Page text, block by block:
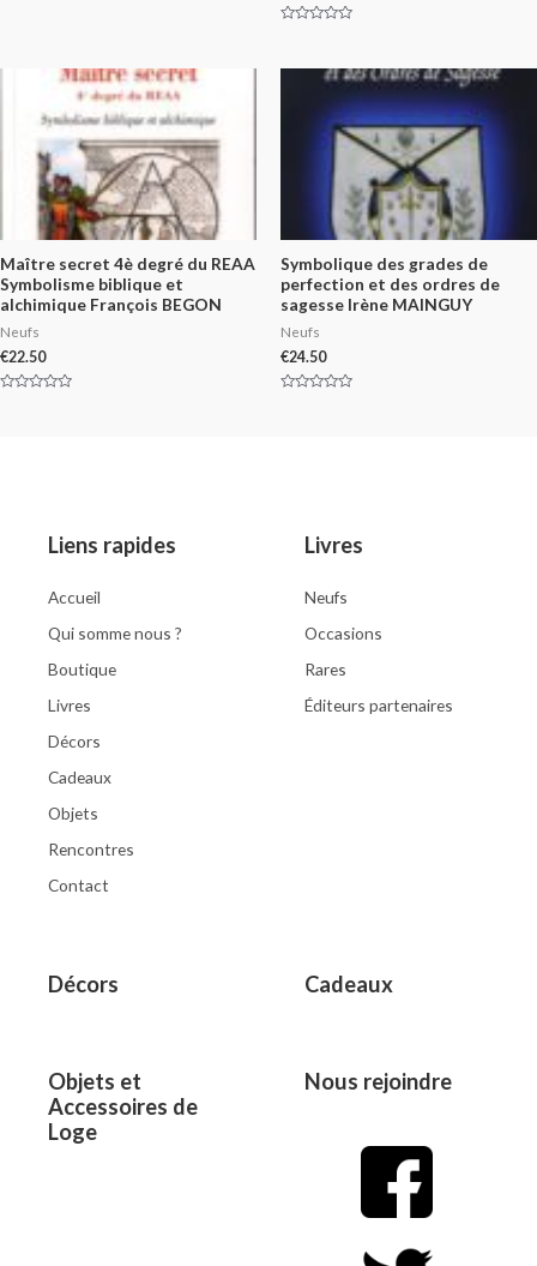
5
of
Maître secret 4è degré du REAA
Symbolisme biblique et
alchimique François BEGON
Neufs
€22.50
Symbolique des grades de
perfection et des ordres de
sagesse Irène MAINGUY
Neufs
€24.50
Liens rapides
Accueil
Qui somme nous ?
Boutique
Livres
Décors
Cadeaux
Objets
Rencontres
Contact
Livres
Neufs
Occasions
Rares
Éditeurs partenaires
Décors Cadeaux
Objets et
Accessoires de
Loge
Nous rejoindre